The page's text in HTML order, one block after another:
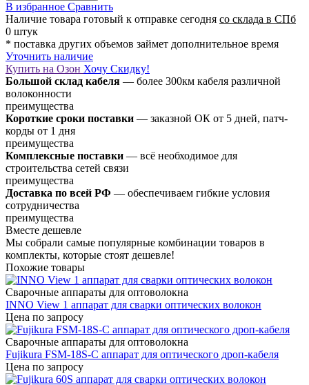
В избранное Сравнить
Наличие товара готовый к отправке сегодня со склада в СПб
0 штук
* поставка других объемов займет дополнительное время
Уточнить наличие
Купить на Озон Хочу Скидку!
Большой склад кабеля — более 300км кабеля различной
волоконности
преимущества
Короткие сроки поставки — заказной ОК от 5 дней, патч-
корды от 1 дня
преимущества
Комплексные поставки — всё необходимое для
строительства сетей связи
преимущества
Доставка по всей РФ — обеспечиваем гибкие условия
сотрудничества
преимущества
Вместе дешевле
Мы собрали самые популярные комбинации товаров в
комплекты, которые стоят дешевле!
Похожие товары
Сварочные аппараты для оптоволокна
INNO View 1 аппарат для сварки оптических волокон
Цена по запросу
Сварочные аппараты для оптоволокна
Fujikura FSM-18S-С аппарат для оптического дроп-кабеля
Цена по запросу